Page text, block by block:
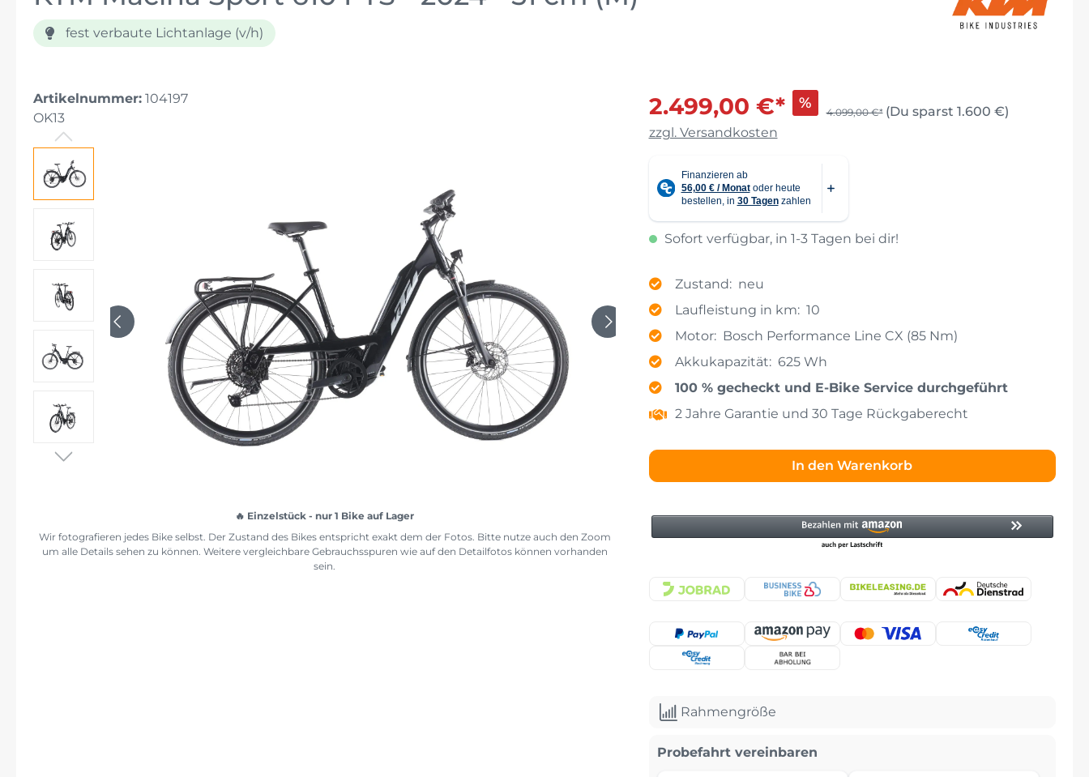
E-Bikes für Senioren
fest verbaute Lichtanlage (v/h)
Artikelnummer: 104197
OK13
Einzelstück - nur 1 Bike auf Lager
Wir fotografieren jedes Bike selbst. Der Zustand des Bikes entspricht exakt dem der Fotos. Bitte nutze auch den Zoom
um alle Details sehen zu können. Weitere vergleichbare Gebrauchsspuren wie auf den Detailfotos können vorhanden
sein.
2.499,00 €* %
4.099,00 €* (Du sparst 1.600 €)
zzgl. Versandkosten
Sofort verfügbar, in 1-3 Tagen bei dir!
Zustand: neu
Laufleistung in km: 10
Motor: Bosch Performance Line CX (85 Nm)
Akkukapazität: 625 Wh
100 % gecheckt und E-Bike Service durchgeführt
2 Jahre Garantie und 30 Tage Rückgaberecht
In den Warenkorb
Rahmengröße
Probefahrt vereinbaren